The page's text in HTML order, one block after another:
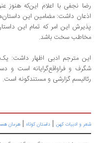
رضا نجفی با اعلام این‌که
اذعان داشت: مضامین این
پذیرش این امر که تمام این
مخاطب سخت باشد.
این مترجم ادبی اظهار داشت:
شگرف و فراواقع‌گرایانه است و
رئالیسم گزارشی و مستندگونه‌ است.
شعر و ادبیات کهن | داستان کوتاه | هرمان